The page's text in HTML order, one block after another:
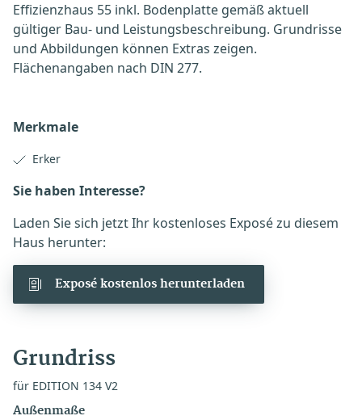
Effizienzhaus 55 inkl. Bodenplatte gemäß aktuell
gültiger Bau- und Leistungsbeschreibung. Grundrisse
und Abbildungen können Extras zeigen.
Flächenangaben nach DIN 277.
Merkmale
Erker
Sie haben Interesse?
Laden Sie sich jetzt Ihr kostenloses Exposé zu diesem
Haus herunter:
Exposé kostenlos herunterladen
Grundriss
für EDITION 134 V2
Außenmaße